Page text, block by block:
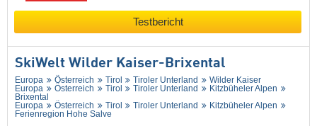
Testbericht
SkiWelt Wilder Kaiser-Brixental
Europa Österreich Tirol Tiroler Unterland
Wilder Kaiser
Europa
Österreich Tirol Tiroler Unterland
Kitzbüheler Alpen
Brixental
Europa
Österreich Tirol Tiroler Unterland
Kitzbüheler Alpen
Ferienregion Hohe Salve